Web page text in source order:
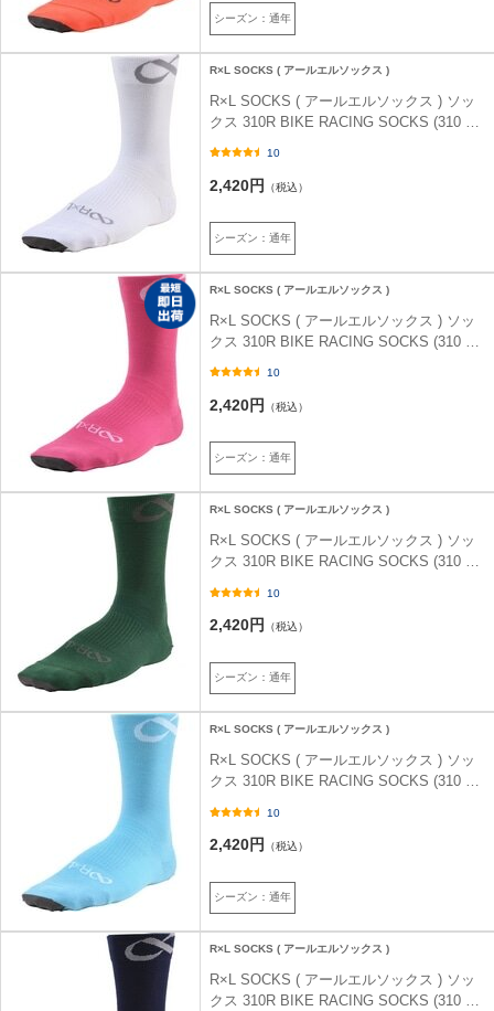
シーズン：通年
R×L SOCKS ( アールエルソックス )
R×L SOCKS ( アールエルソックス ) ソッ
クス 310R BIKE RACING SOCKS (310 ア
10
2,420円 （税込）
シーズン：通年
R×L SOCKS ( アールエルソックス )
R×L SOCKS ( アールエルソックス ) ソッ
クス 310R BIKE RACING SOCKS (310 ア
ール バイクレーシング ソックス ) ベリー
10
2,420円 （税込）
シーズン：通年
R×L SOCKS ( アールエルソックス )
R×L SOCKS ( アールエルソックス ) ソッ
クス 310R BIKE RACING SOCKS (310 ア
10
2,420円 （税込）
シーズン：通年
R×L SOCKS ( アールエルソックス )
R×L SOCKS ( アールエルソックス ) ソッ
クス 310R BIKE RACING SOCKS (310 ア
10
2,420円 （税込）
シーズン：通年
R×L SOCKS ( アールエルソックス )
R×L SOCKS ( アールエルソックス ) ソッ
クス 310R BIKE RACING SOCKS (310 ア